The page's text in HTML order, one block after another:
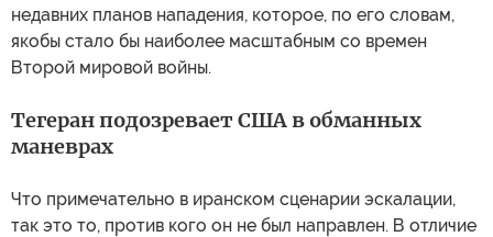
недавних планов нападения, которое, по его словам,
якобы стало бы наиболее масштабным со времен
Второй мировой войны.
Тегеран подозревает США в обманных
маневрах
Что примечательно в иранском сценарии эскалации,
так это то, против кого он не был направлен. В отличие